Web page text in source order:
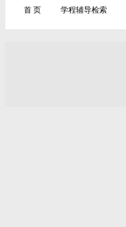
首 页 学程辅导检索